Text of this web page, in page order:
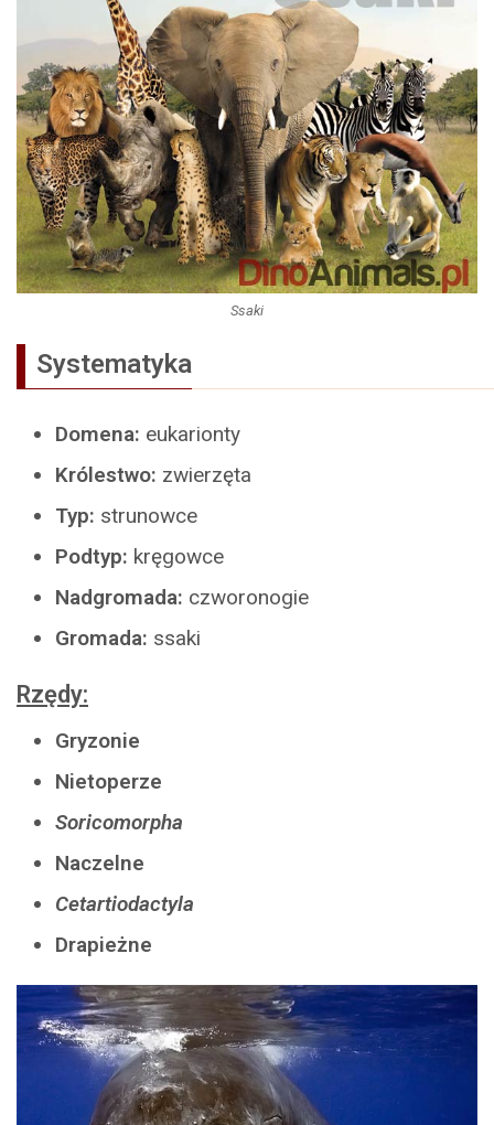
Ssaki
Systematyka
Domena: eukarionty
Królestwo: zwierzęta
Typ: strunowce
Podtyp: kręgowce
Nadgromada: czworonogie
Gromada: ssaki
Rzędy:
Gryzonie
Nietoperze
Soricomorpha
Naczelne
Cetartiodactyla
Drapieżne